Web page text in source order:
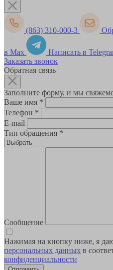
(863) 310-000-3
в Max
Написать в
Заказать звонок
Обратная связь
Заполните форму, и мы
Ваше имя *
Телефон *
E-mail
Тип обращения *
Сообщение
Нажимая на кнопку ниже, я
персональных данных в
конфиденциальности